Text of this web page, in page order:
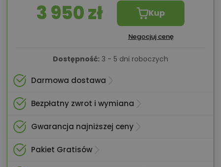
3 950 zł Kup
Negocjuj cenę
Dostępność: 3 - 5 dni roboczych
Darmowa dostawa
Bezpłatny zwrot i wymiana
Gwarancja najniższej ceny
Pakiet Gratisów